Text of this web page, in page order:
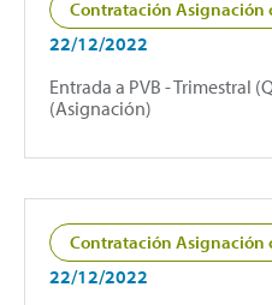
Contratación Asignación
22/12/2022
Entrada a PVB - Trimestral
(Asignación)
Contratación Asignación
22/12/2022